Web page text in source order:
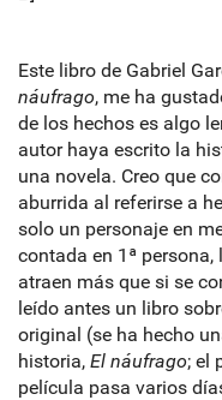
Este libro de Gabriel
náufrago, me ha
de los hechos es algo
autor haya escrito la
una novela. Creo que
aburrida al referirse a
solo un personaje en
contada en 1ª
atraen más que si se
leído antes un libro
original (se ha hecho
historia, El náufrago; el
película pasa varios